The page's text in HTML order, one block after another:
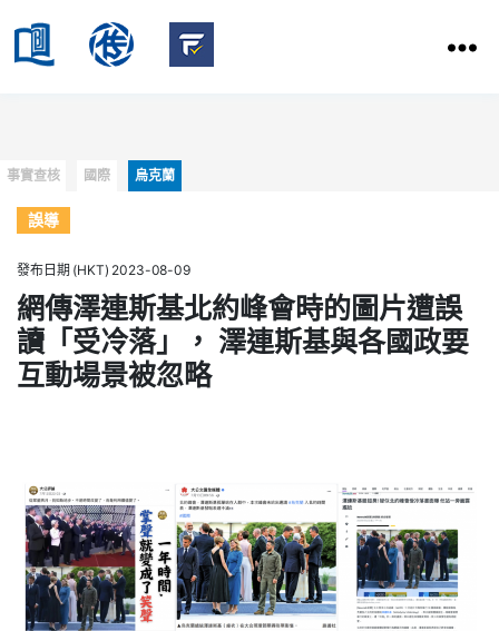
HKBU
of
Communication
Categories
事實查核 國際 烏克蘭
誤導
發布日期 (HKT) 2023-08-09
網傳澤連斯基北約峰會時的圖片遭誤
讀「受冷落」， 澤連斯基與各國政要
互動場景被忽略